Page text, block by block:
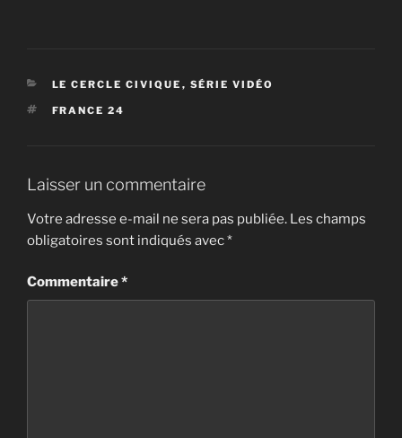
CATÉGORIES
LE CERCLE CIVIQUE , SÉRIE VIDÉO
ÉTIQUETTES
FRANCE 24
Laisser un commentaire
Votre adresse e-mail ne sera pas publiée. Les champs
obligatoires sont indiqués avec*
Commentaire*